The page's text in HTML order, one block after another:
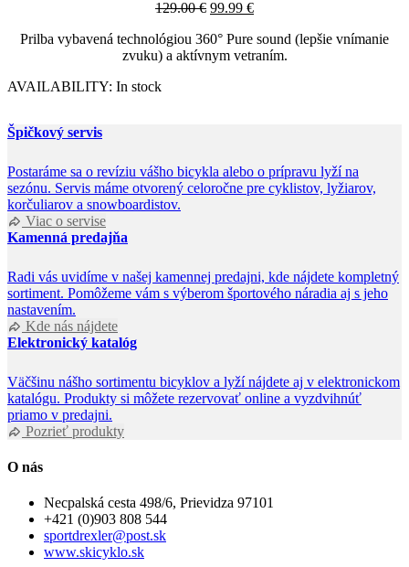
129.00€ 99.99 €
Prilba vybavená technológiou 360° Pure sound (lepšie vnímanie
zvuku) a aktívnym vetraním.
AVAILABILITY: In stock
Špičkový servis
Postaráme sa o revíziu vášho bicykla alebo o prípravu lyží na
sezónu. Servis máme otvorený celoročne pre cyklistov, lyžiarov,
korčuliarov a snowboardistov.
Viac o servise
Kamenná predajňa
Radi vás uvidíme v našej kamennej predajni, kde nájdete kompletný
sortiment. Pomôžeme vám s výberom športového náradia aj s jeho
nastavením.
Kde nás nájdete
Elektronický katalóg
Väčšinu nášho sortimentu bicyklov a lyží nájdete aj v elektronickom
katalógu. Produkty si môžete rezervovať online a vyzdvihnúť
priamo v predajni.
Pozrieť produkty
O nás
Necpalská cesta 498/6, Prievidza 97101
+421 (0)903 808 544
sportdrexler@post.sk
www.skicyklo.sk